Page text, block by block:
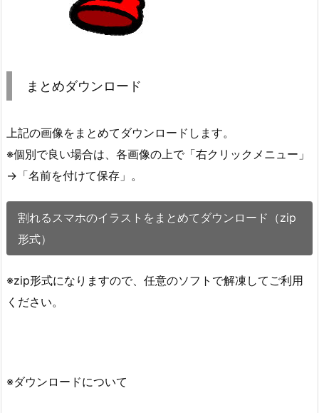
まとめダウンロード
上記の画像をまとめてダウンロードします。
※個別で良い場合は、各画像の上で「右クリックメニュー」
→「名前を付けて保存」。
割れるスマホのイラストをまとめてダウンロード（zip
形式）
※zip形式になりますので、任意のソフトで解凍してご利用
ください。
※ダウンロードについて